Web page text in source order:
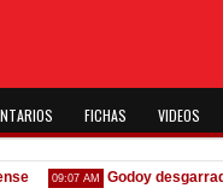
FICHAS VIDEOS
09:07 AM Godoy